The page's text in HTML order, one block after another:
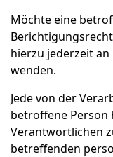
Möchte eine
hierzu jederzeit
wenden.
Jede von der
betroffene Person
Verantwortlichen
betreffenden